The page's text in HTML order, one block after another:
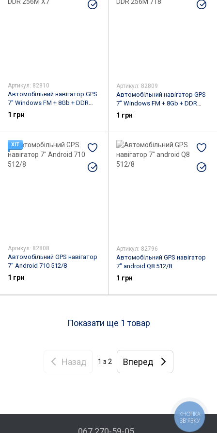
Артикул: 82810
Автомобільний навігатор GPS
7" Windows FM + 8Gb + DDR
256M X7
1 грн
Артикул: 82809
Автомобільний навігатор GPS
7" Windows FM + 8Gb + DDR
256M 718
1 грн
ХІТ
Артикул: 82808
Автомобільний GPS навігатор
7" Android 710 512/8
1 грн
Артикул: 82796
Автомобільний GPS навігатор
7" android Q8 512/8
1 грн
Показати ще 1 товар
Назад 1 з 2 Вперед
КНОПКА
ЗВ'ЯЗКУ